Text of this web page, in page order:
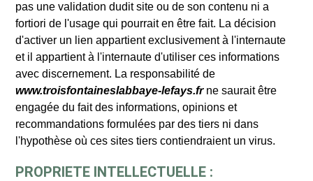
pas une validation dudit site ou de son contenu ni a
fortiori de l'usage qui pourrait en être fait. La décision
d'activer un lien appartient exclusivement à l'internaute
et il appartient à l'internaute d'utiliser ces informations
avec discernement. La responsabilité de
www.troisfontaineslabbaye-lefays.frne saurait être
engagée du fait des informations, opinions et
recommandations formulées par des tiers ni dans
l'hypothèse où ces sites tiers contiendraient un virus.
PROPRIETE INTELLECTUELLE :